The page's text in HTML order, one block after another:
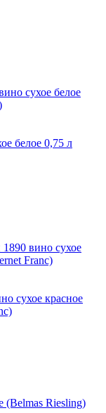
белое 0,75 л
сухое красное